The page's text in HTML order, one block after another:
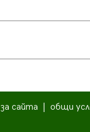
за сайта общи